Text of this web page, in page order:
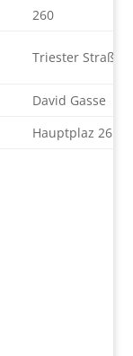
260
Triester Straße
David Gasse
Hauptplaz 26